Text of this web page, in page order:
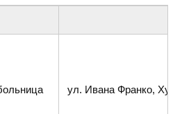
ул. Ивана Франко,